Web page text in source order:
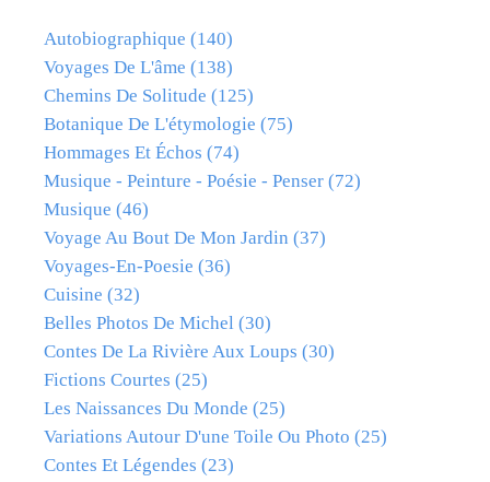
Autobiographique (140)
Voyages De L'âme (138)
Chemins De Solitude (125)
Botanique De L'étymologie (75)
Hommages Et Échos (74)
Musique - Peinture - Poésie - Penser (72)
Musique (46)
Voyage Au Bout De Mon Jardin (37)
Voyages-En-Poesie (36)
Cuisine (32)
Belles Photos De Michel (30)
Contes De La Rivière Aux Loups (30)
Fictions Courtes (25)
Les Naissances Du Monde (25)
Variations Autour D'une Toile Ou Photo (25)
Contes Et Légendes (23)